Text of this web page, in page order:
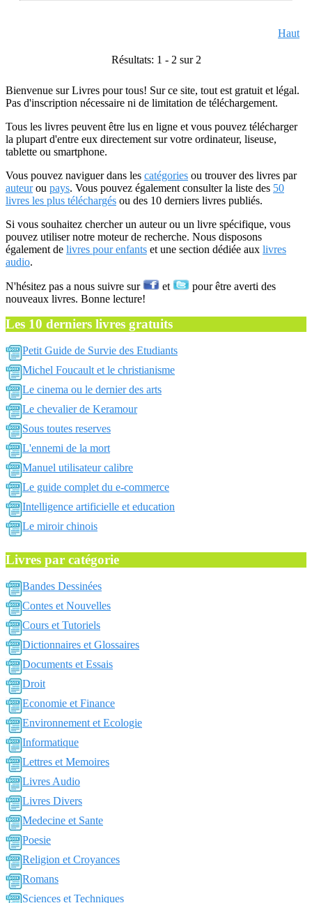
Haut
Résultats: 1 - 2 sur 2
Bienvenue sur Livres pour tous! Sur ce site, tout est gratuit et légal.
Pas d'inscription nécessaire ni de limitation de téléchargement.
Tous les livres peuvent être lus en ligne et vous pouvez télécharger
la plupart d'entre eux directement sur votre ordinateur, liseuse,
tablette ou smartphone.
Vous pouvez naviguer dans les catégories ou trouver des livres par
auteurou pays. Vous pouvez également consulter la liste des 50
livres les plus téléchargés ou des 10 derniers livres publiés.
Si vous souhaitez chercher un auteur ou un livre spécifique, vous
pouvez utiliser notre moteur de recherche. Nous disposons
également de livres pour enfants et une section dédiée aux livres
audio.
N'hésitez pas a nous suivre sur et
pour être averti des
nouveaux livres. Bonne lecture!
Les 10 derniers livres gratuits
Petit Guide de Survie des Etudiants
Michel Foucault et le christianisme
Le cinema ou le dernier des arts
Le chevalier de Keramour
Sous toutes reserves
L'ennemi de la mort
Manuel utilisateur calibre
Le guide complet du e-commerce
Intelligence artificielle et education
Le miroir chinois
Livres par catégorie
Bandes Dessinées
Contes et Nouvelles
Cours et Tutoriels
Dictionnaires et Glossaires
Documents et Essais
Droit
Economie et Finance
Environnement et Ecologie
Informatique
Lettres et Memoires
Livres Audio
Livres Divers
Medecine et Sante
Poesie
Religion et Croyances
Romans
Sciences et Techniques